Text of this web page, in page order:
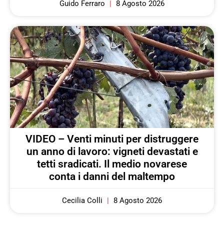
Guido Ferraro 8 Agosto 2026
VIDEO – Venti minuti per distruggere
un anno di lavoro: vigneti devastati e
tetti sradicati. Il medio novarese
conta i danni del maltempo
Cecilia Colli 8 Agosto 2026